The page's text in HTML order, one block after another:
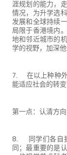
涯规划的能力，
情况，为升学选
发展和全球持续
局限于香港境内
地和邻近城市的
学的视野，加深他
7. 在以上种种外
能适应社会的转
第一点：认清方
8. 同学们各自
同；最重要的是